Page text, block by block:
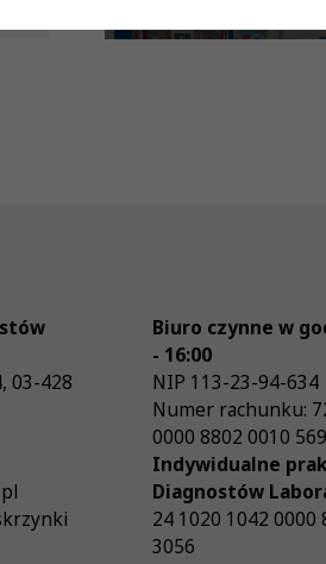
,03-428
Biuro czynne w
- 16:00
NIP 113-23-94-634
Numer rachunku:
0000 8802 0010
Indywidualne
Diagnostów
24 1020 1042 0000
3056